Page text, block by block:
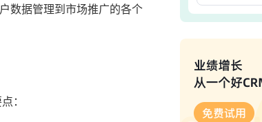
数据管理到市场推广的各个
：